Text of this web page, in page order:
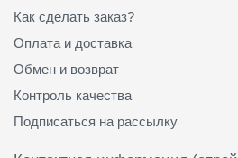
Как сделать заказ?
Оплата и доставка
Обмен и возврат
Контроль качества
Подписаться на рассылку